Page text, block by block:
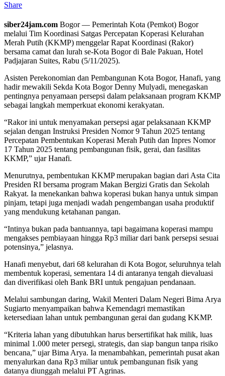
Share
siber24jam.com Bogor — Pemerintah Kota (Pemkot) Bogor
melalui Tim Koordinasi Satgas Percepatan Koperasi Kelurahan
Merah Putih (KKMP) menggelar Rapat Koordinasi (Rakor)
bersama camat dan lurah se-Kota Bogor di Bale Pakuan, Hotel
Padjajaran Suites, Rabu (5/11/2025).
Asisten Perekonomian dan Pembangunan Kota Bogor, Hanafi, yang
hadir mewakili Sekda Kota Bogor Denny Mulyadi, menegaskan
pentingnya penyamaan persepsi dalam pelaksanaan program KKMP
sebagai langkah memperkuat ekonomi kerakyatan.
“Rakor ini untuk menyamakan persepsi agar pelaksanaan KKMP
sejalan dengan Instruksi Presiden Nomor 9 Tahun 2025 tentang
Percepatan Pembentukan Koperasi Merah Putih dan Inpres Nomor
17 Tahun 2025 tentang pembangunan fisik, gerai, dan fasilitas
KKMP,” ujar Hanafi.
Menurutnya, pembentukan KKMP merupakan bagian dari Asta Cita
Presiden RI bersama program Makan Bergizi Gratis dan Sekolah
Rakyat. Ia menekankan bahwa koperasi bukan hanya untuk simpan
pinjam, tetapi juga menjadi wadah pengembangan usaha produktif
yang mendukung ketahanan pangan.
“Intinya bukan pada bantuannya, tapi bagaimana koperasi mampu
mengakses pembiayaan hingga Rp3 miliar dari bank persepsi sesuai
potensinya,” jelasnya.
Hanafi menyebut, dari 68 kelurahan di Kota Bogor, seluruhnya telah
membentuk koperasi, sementara 14 di antaranya tengah dievaluasi
dan diverifikasi oleh Bank BRI untuk pengajuan pendanaan.
Melalui sambungan daring, Wakil Menteri Dalam Negeri Bima Arya
Sugiarto menyampaikan bahwa Kemendagri memastikan
ketersediaan lahan untuk pembangunan gerai dan gudang KKMP.
“Kriteria lahan yang dibutuhkan harus bersertifikat hak milik, luas
minimal 1.000 meter persegi, strategis, dan siap bangun tanpa risiko
bencana,” ujar Bima Arya. Ia menambahkan, pemerintah pusat akan
menyalurkan dana Rp3 miliar untuk pembangunan fisik yang
datanya diunggah melalui PT Agrinas.